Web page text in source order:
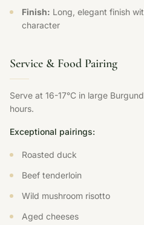
Finish: Long, elegant finish
character
Service & Food Pairing
Serve at 16-17°C in large
hours.
Exceptional pairings:
Roasted duck
Beef tenderloin
Wild mushroom risotto
Aged cheeses